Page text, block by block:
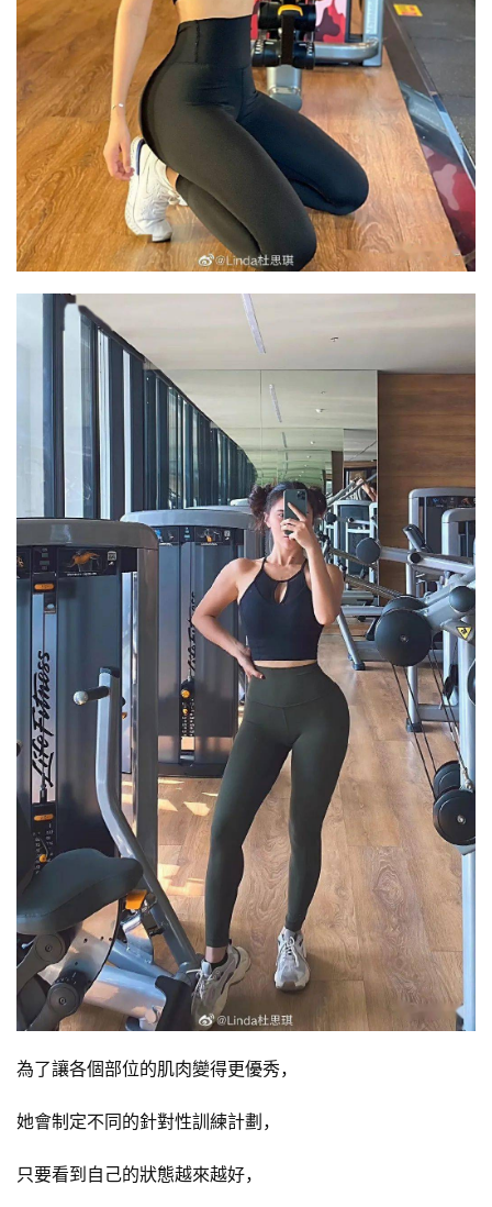
為了讓各個部位的肌肉變得更優秀，
她會制定不同的針對性訓練計劃，
只要看到自己的狀態越來越好，